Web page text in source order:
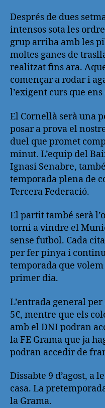
Després de dues
intensos sota les
grup arriba amb les
moltes ganes de
realitzat fins ara.
començar a rodar i
l’exigent curs que ens
El Cornellà serà una
posar a prova el
duel que promet
minut. L’equip del
Ignasi Senabre,
temporada plena de
Tercera Federació.
El partit també serà
torni a vindre el
sense futbol. Cada
per fer pinya i
temporada que
primer dia.
L’entrada general
5€, mentre que els
amb el DNI podran
la FE Grama que ja
podran accedir de
Dissabte 9 d’agost, a
casa. La
la Grama.